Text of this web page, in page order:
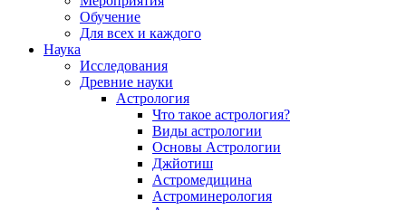
Обучение
Для всех и каждого
Наука
Исследования
Древние науки
Астрология
Что такое астрология?
Виды астрологии
Основы Астрологии
Джйотиш
Астромедицина
Астроминерология